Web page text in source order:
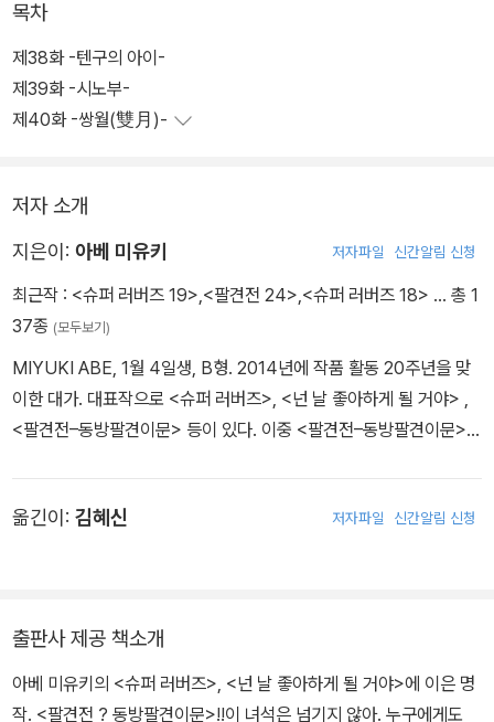
는 '공주는 곧 눈을 뜬다'고 말하는데….
목차
제38화 -텐구의 아이-
제39화 -시노부-
제40화 -쌍월(雙月)-
저자 소개
지은이: 아베 미유키 저자파일 신간알림 신청
최근작 : <슈퍼 러버즈 19>,<팔견전 24>,<슈퍼 러버즈 18> … 총 1
37종 (모두보기)
MIYUKI ABE, 1월 4일생, B형. 2014년에 작품 활동 20주년을 맞
이한 대가. 대표작으로 <슈퍼 러버즈>, <넌 날 좋아하게 될 거야> ,
<팔견전–동방팔견이문> 등이 있다. 이중 <팔견전–동방팔견이문>은
옮긴이: 김혜신 저자파일 신간알림 신청
출판사 제공 책소개
아베 미유키의 <슈퍼 러버즈>, <넌 날 좋아하게 될 거야>에 이은 명
작. <팔견전 ? 동방팔견이문>!!이 녀석은 넘기지 않아. 누구에게도